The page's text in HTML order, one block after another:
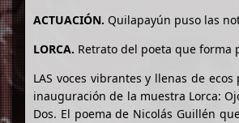
ACTUACIÓN. Quilapayún puso las
LORCA. Retrato del poeta que forma
LAS voces vibrantes y llenas de
inauguración de la muestra Lorca:
Dos. El poema de Nicolás Guillén